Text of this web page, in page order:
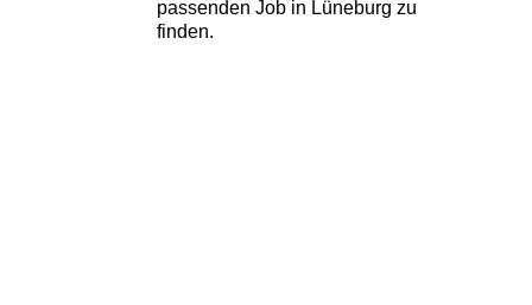
passenden Job in Lüneburg zu
finden.